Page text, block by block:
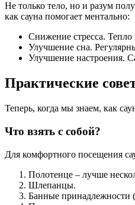
Не только тело, но и разум
как сауна помогает ментально:
Снижение стресса.
Улучшение сна.
Улучшение настроения.
Практические
Теперь, когда мы знаем, как
Что взять с собой?
Для комфортного посещения
Полотенце – лучше
Шлепанцы.
Банные принадлежности